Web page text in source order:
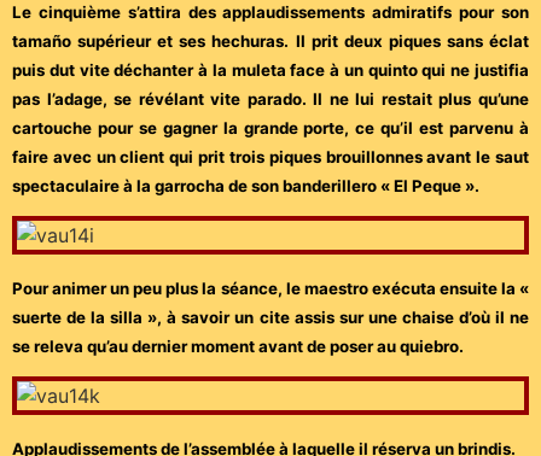
Le cinquième s’attira des applaudissements admiratifs pour son
tamaño supérieur et ses hechuras. Il prit deux piques sans éclat
puis dut vite déchanter à la muleta face à un quinto qui ne justifia
pas l’adage, se révélant vite parado. Il ne lui restait plus qu’une
cartouche pour se gagner la grande porte, ce qu’il est parvenu à
faire avec un client qui prit trois piques brouillonnes avant le saut
spectaculaire à la garrocha de son banderillero « El Peque ».
Pour animer un peu plus la séance, le maestro exécuta ensuite la «
suerte de la silla », à savoir un cite assis sur une chaise d’où il ne
se releva qu’au dernier moment avant de poser au quiebro.
Applaudissements de l’assemblée à laquelle il réserva un brindis.